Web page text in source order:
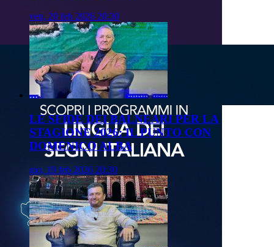
ven, 20 feb 2026 20:30
LE SFIDE DEI BALNEARI PER LA
STAGIONE 2026: IL PUNTO CON
DOMENICO ALBA
gio, 19 feb 2026 20:30